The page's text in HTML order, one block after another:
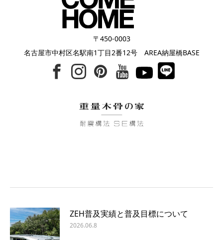
〒450-0003
名古屋市中村区名駅南1丁目2番12号 AREA納屋橋BASE
ZEH普及実績と普及目標について
2026.06.8